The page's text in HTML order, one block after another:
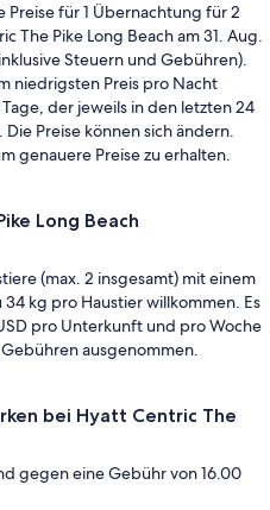
für 1 Übernachtung für 2
The Pike Long Beach am 31. Aug.
Steuern und Gebühren).
niedrigsten Preis pro Nacht
der jeweils in den letzten 24
Preise können sich ändern.
genauere Preise zu erhalten.
Long Beach
(max. 2 insgesamt) mit einem
kg pro Haustier willkommen. Es
pro Unterkunft und pro Woche
ausgenommen.
bei Hyatt Centric The
gegen eine Gebühr von 16.00